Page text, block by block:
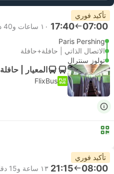
تأكيد فوري
07:00
17:40 ١٠ ساعات و‫40 دقائق
Paris Pershing
الاتصال الذاتي | حافلة+حافلة
تولوز سنترال
المعيار | حافلة
FlixBus
تأكيد فوري
08:00
21:15 ١٣ ساعة و‫15 دقائق